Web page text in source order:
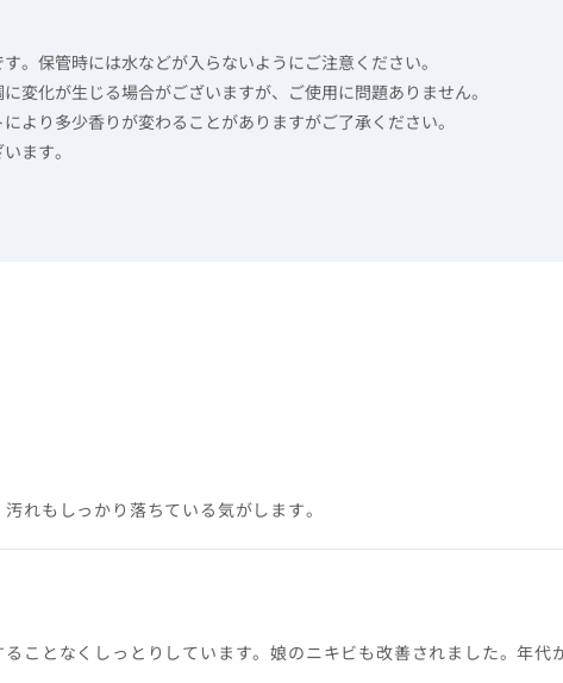
。保管時には水などが入らないようにご注意ください。
変化が生じる場合がございますが、ご使用に問題ありません。
より多少香りが変わることがありますがご了承ください。
ます。
れもしっかり落ちている気がします。
ことなくしっとりしています。娘のニキビも改善されました。年代